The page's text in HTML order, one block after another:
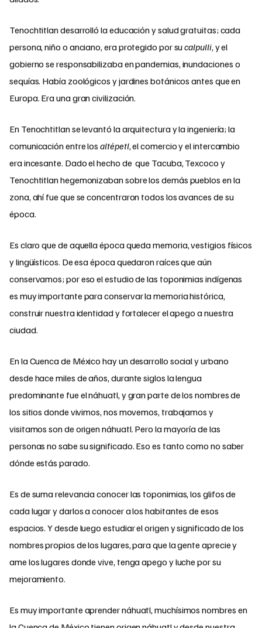
Tenochtitlan desarrolló la educación y salud gratuitas; cada
persona, niño o anciano, era protegido por sucalpulli, y el
gobierno se responsabilizaba en pandemias, inundaciones o
sequías. Había zoológicos y jardines botánicos antes que en
Europa. Era una gran civilización.
En Tenochtitlan se levantó la arquitectura y la ingeniería; la
comunicación entre losaltépetl, el comercio y el intercambio
era incesante. Dado el hecho de que Tacuba, Texcoco y
Tenochtitlan hegemonizaban sobre los demás pueblos en la
zona, ahí fue que se concentraron todos los avances de su
época.
Es claro que de aquella época queda memoria, vestigios físicos
y lingüísticos. De esa época quedaron raíces que aún
conservamos; por eso el estudio de las toponimias indígenas
es muy importante para conservar la memoria histórica,
construir nuestra identidad y fortalecer el apego a nuestra
ciudad.
En la Cuenca de México hay un desarrollo social y urbano
desde hace miles de años, durante siglos la lengua
predominante fue el náhuatl, y gran parte de los nombres de
los sitios donde vivimos, nos movemos, trabajamos y
visitamos son de origen náhuatl. Pero la mayoría de las
personas no sabe su significado. Eso es tanto como no saber
dónde estás parado.
Es de suma relevancia conocer las toponimias, los glifos de
cada lugar y darlos a conocer a los habitantes de esos
espacios. Y desde luego estudiar el origen y significado de los
nombres propios de los lugares, para que la gente aprecie y
ame los lugares donde vive, tenga apego y luche por su
mejoramiento.
Es muy importante aprender náhuatl, muchísimos nombres en